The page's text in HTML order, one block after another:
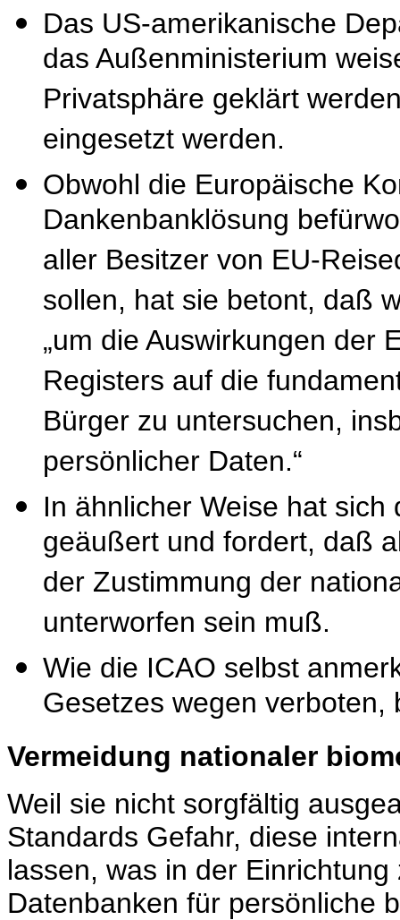
Das US-amerikanische
das Außenministerium
Privatsphäre geklärt
eingesetzt werden.
Obwohl die Europäische
Dankenbanklösung
aller Besitzer von EU-
sollen, hat sie betont, daß
„um die Auswirkungen der
Registers auf die
Bürger zu untersuchen,
persönlicher Daten.“
In ähnlicher Weise hat
geäußert und fordert, daß
der Zustimmung der
unterworfen sein muß.
Wie die ICAO selbst
Gesetzes wegen
Vermeidung nationaler
Weil sie nicht sorgfältig
Standards Gefahr, diese
lassen, was in der
Datenbanken für persönliche